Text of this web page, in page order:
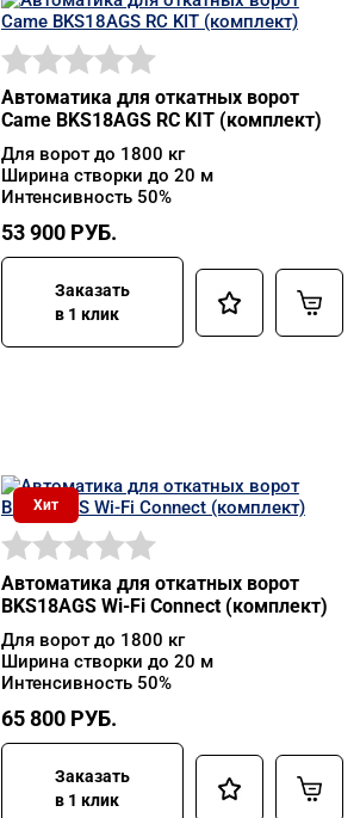
Автоматика для откатных ворот
Came BKS18AGS RC KIT (комплект)
Для ворот до 1800 кг
Ширина створки до 20 м
Интенсивность 50%
53 900 РУБ.
Заказать
в 1 клик
Хит
Автоматика для откатных ворот
BKS18AGS Wi-Fi Connect (комплект)
Для ворот до 1800 кг
Ширина створки до 20 м
Интенсивность 50%
65 800 РУБ.
Заказать
в 1 клик